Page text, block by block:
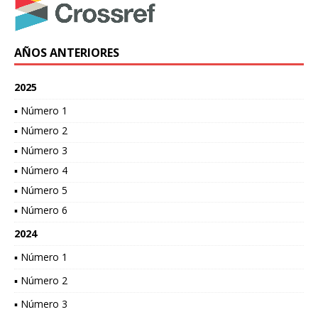
AÑOS ANTERIORES
2025
▪ Número 1
▪ Número 2
▪ Número 3
▪ Número 4
▪ Número 5
▪ Número 6
2024
▪ Número 1
▪ Número 2
▪ Número 3